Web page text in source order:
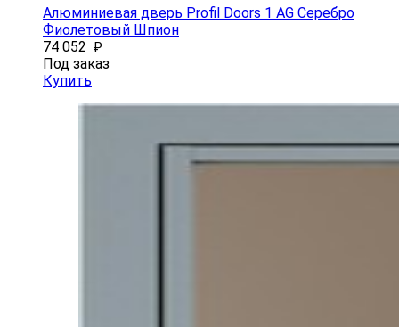
Алюминиевая дверь Profil Doors 1 AG Серебро
Фиолетовый Шпион
74 052 ₽
Под заказ
Купить